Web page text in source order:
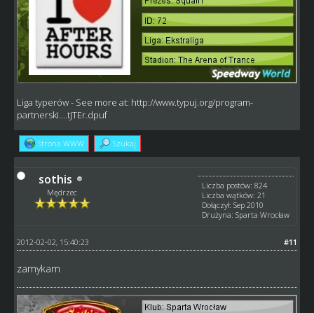
Liga typerów- See more at: http://www.typuj.org/program-
partnerski....tJTEr.dpuf
Strona WWW Szukaj
sothis
Mędrzec
Liczba postów: 824
Liczba wątków: 21
Dołączył: Sep 2010
Drużyna: Sparta Wrocław
#11
2012-02-02, 15:40:23
zamykam